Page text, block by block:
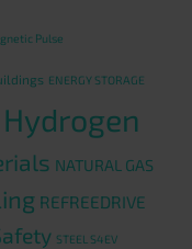
Pulse
ENERGY STORAGE
Hydrogen
NATURAL GAS
REFREEDRIVE
STEEL S4EV